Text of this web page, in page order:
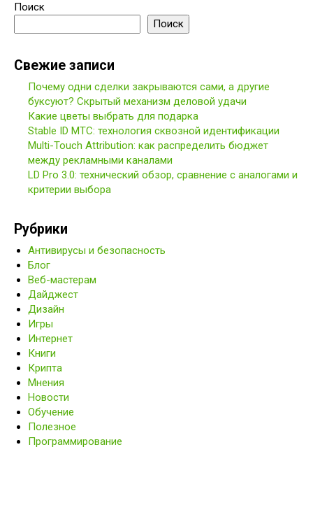
Поиск
Поиск
Свежие записи
Почему одни сделки закрываются сами, а другие
буксуют? Скрытый механизм деловой удачи
Какие цветы выбрать для подарка
Stable ID МТС: технология сквозной идентификации
Multi-Touch Attribution: как распределить бюджет
между рекламными каналами
LD Pro 3.0: технический обзор, сравнение с аналогами и
критерии выбора
Рубрики
Антивирусы и безопасность
Блог
Веб-мастерам
Дайджест
Дизайн
Игры
Интернет
Книги
Крипта
Мнения
Новости
Обучение
Полезное
Программирование